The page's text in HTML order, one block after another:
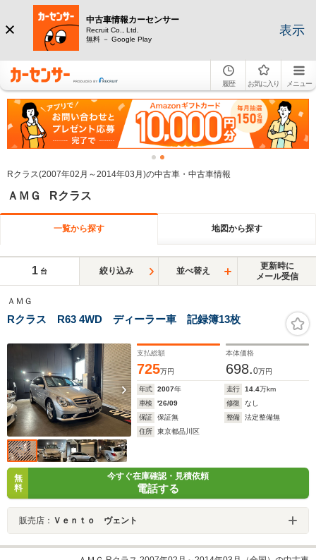
中古車情報カーセンサー
Recruit Co., Ltd.
無料 － Google Play
表示
履歴 お気に入り メニュー
Rクラス(2007年02月～2014年03月)の中古車・中古車情報
ＡＭＧ Rクラス
一覧から探す 地図から探す
1 台 絞り込み 並べ替え
更新時に
メール受信
ＡＭＧ
Rクラス R63 4WD ディーラー車 記録簿13枚
支払総額
725万円
本体価格
698.0万円
年式 2007年 走行 14.4万km
車検
'26/09 修復
なし
保証
保証無 整備
法定整備無
住所
東京都品川区
無
料
今すぐ在庫確認・見積依頼
電話する
販売店： Ｖｅｎｔｏ ヴェント